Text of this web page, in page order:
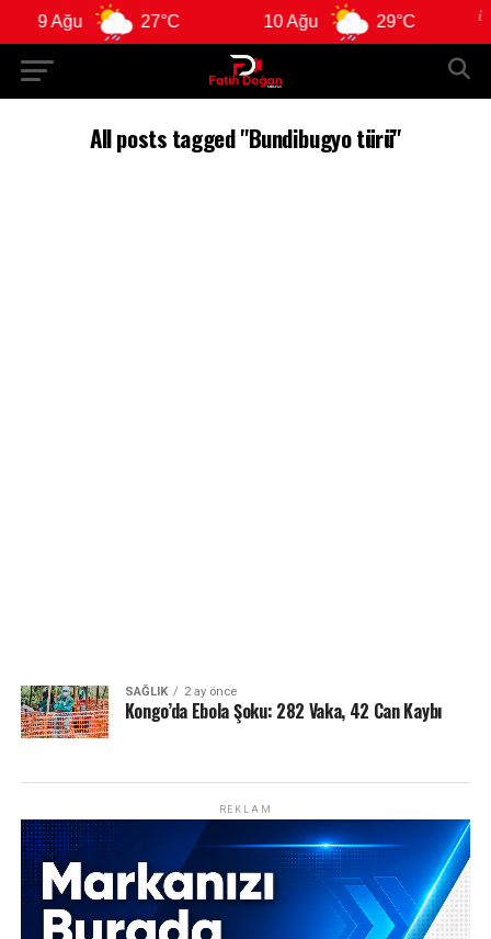
9 Ağu 27°C 10 Ağu 29°C
All posts tagged "Bundibugyo türü"
SAĞLIK 2 ay önce
Kongo’da Ebola Şoku: 282 Vaka, 42 Can Kaybı
REKLAM